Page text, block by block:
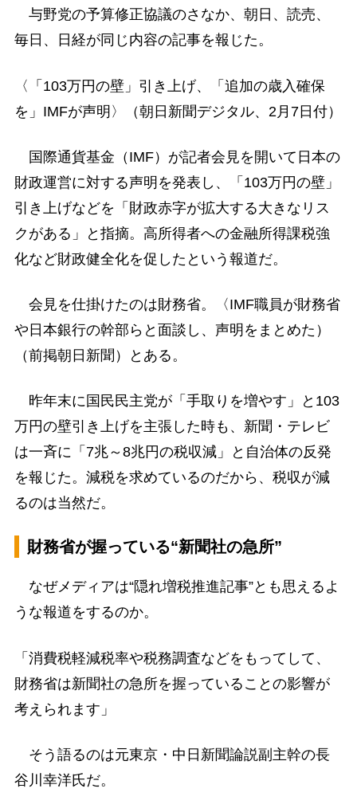
与野党の予算修正協議のさなか、朝日、読売、
毎日、日経が同じ内容の記事を報じた。
〈「103万円の壁」引き上げ、「追加の歳入確保
を」IMFが声明〉（朝日新聞デジタル、2月7日付）
国際通貨基金（IMF）が記者会見を開いて日本の
財政運営に対する声明を発表し、「103万円の壁」
引き上げなどを「財政赤字が拡大する大きなリス
クがある」と指摘。高所得者への金融所得課税強
化など財政健全化を促したという報道だ。
会見を仕掛けたのは財務省。〈IMF職員が財務省
や日本銀行の幹部らと面談し、声明をまとめた）
（前掲朝日新聞）とある。
昨年末に国民民主党が「手取りを増やす」と103
万円の壁引き上げを主張した時も、新聞・テレビ
は一斉に「7兆～8兆円の税収減」と自治体の反発
を報じた。減税を求めているのだから、税収が減
るのは当然だ。
財務省が握っている“新聞社の急所”
なぜメディアは“隠れ増税推進記事”とも思えるよ
うな報道をするのか。
「消費税軽減税率や税務調査などをもってして、
財務省は新聞社の急所を握っていることの影響が
考えられます」
そう語るのは元東京・中日新聞論説副主幹の長
谷川幸洋氏だ。